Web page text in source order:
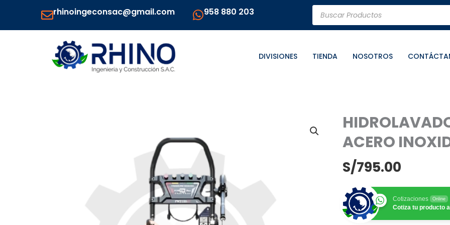
rhinoingeconsac@gmail.com 958 880 203 Búsqueda
de
productos
DIVISIONES TIENDA NOSOTROS
ACERO
S/795.00
Cotizaciones Online
Cotiza tu producto